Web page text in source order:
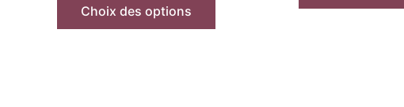
Choix des options